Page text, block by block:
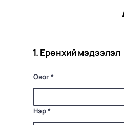
1. Ерөнхий мэдээлэл
Овог
Нэр